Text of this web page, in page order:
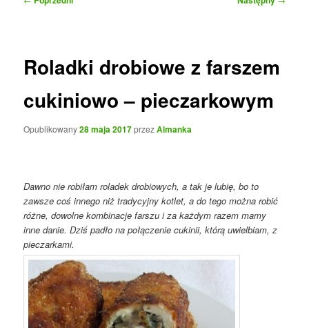
Roladki drobiowe z farszem
cukiniowo – pieczarkowym
Opublikowany28 maja 2017przezAlmanka
Dawno nie robiłam roladek drobiowych, a tak je lubię, bo to
zawsze coś innego niż tradycyjny kotlet, a do tego można robić
różne, dowolne kombinacje farszu i za każdym razem mamy
inne danie. Dziś padło na połączenie cukinii, którą uwielbiam, z
pieczarkami.